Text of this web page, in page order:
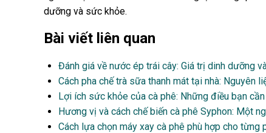
dưỡng và sức khỏe.
Bài viết liên quan
Đánh giá về nước ép trái cây: Giá trị dinh dưỡng
Cách pha chế trà sữa thanh mát tại nhà: Nguyên
Lợi ích sức khỏe của cà phê: Những điều bạn
Hương vị và cách chế biến cà phê Syphon: Một
Cách lựa chọn máy xay cà phê phù hợp cho từng